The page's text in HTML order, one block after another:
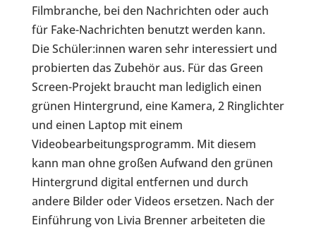
Filmbranche, bei den Nachrichten oder auch
für Fake-Nachrichten benutzt werden kann.
Die Schüler:innen waren sehr interessiert und
probierten das Zubehör aus. Für das Green
Screen-Projekt braucht man lediglich einen
grünen Hintergrund, eine Kamera, 2 Ringlichter
und einen Laptop mit einem
Videobearbeitungsprogramm. Mit diesem
kann man ohne großen Aufwand den grünen
Hintergrund digital entfernen und durch
andere Bilder oder Videos ersetzen. Nach der
Einführung von Livia Brenner arbeiteten die